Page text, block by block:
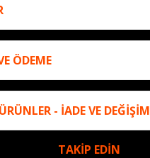
ÖDEME
- İADE VE DEĞİŞİM
TAKİP EDİN